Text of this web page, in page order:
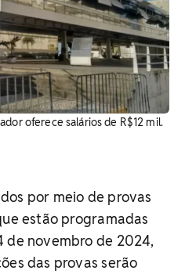
oferece salários de R$12 mil.
por meio de provas
estão programadas
de novembro de 2024,
das provas serão